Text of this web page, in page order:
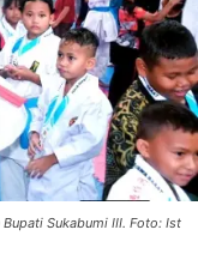
Bupati Sukabumi III. Foto: Ist